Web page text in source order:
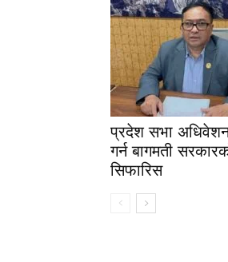
प्रदेश सभा
गर्न बागमती
सिफारिस